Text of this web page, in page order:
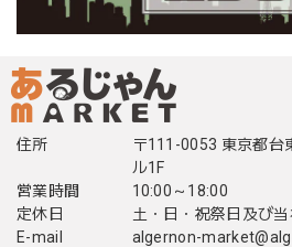
住所
〒111-0053 東京都台
ル1F
営業時間
10:00～18:00
定休日
土・日・祝祭日及び
E-mail
algernon-